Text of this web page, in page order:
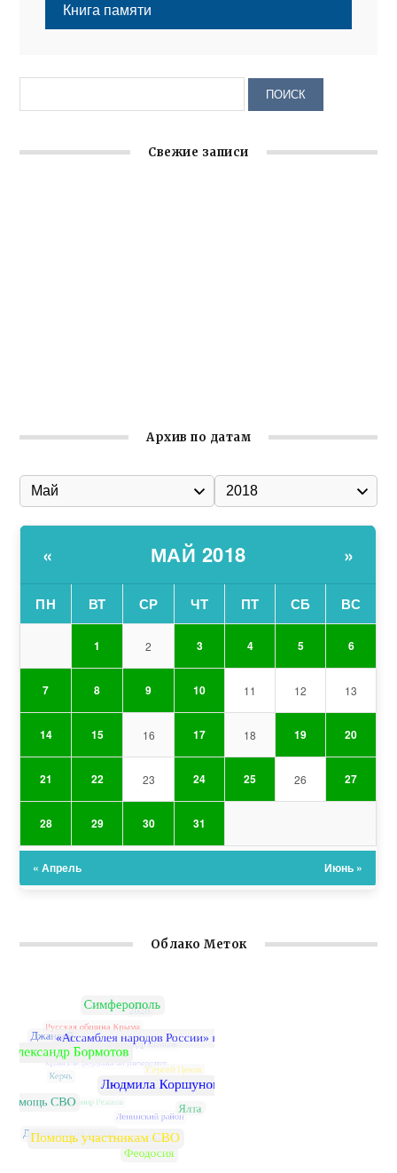
Книга памяти
Свежие записи
Архив по датам
« МАЙ 2018 »
ПН ВТ СР ЧТ ПТ СБ ВС
1 2 3 4 5 6
7 8 9 10 11 12 13
14 15 16 17 18 19 20
21 22 23 24 25 26 27
28 29 30 31
« Апрель Июнь »
Облако Меток